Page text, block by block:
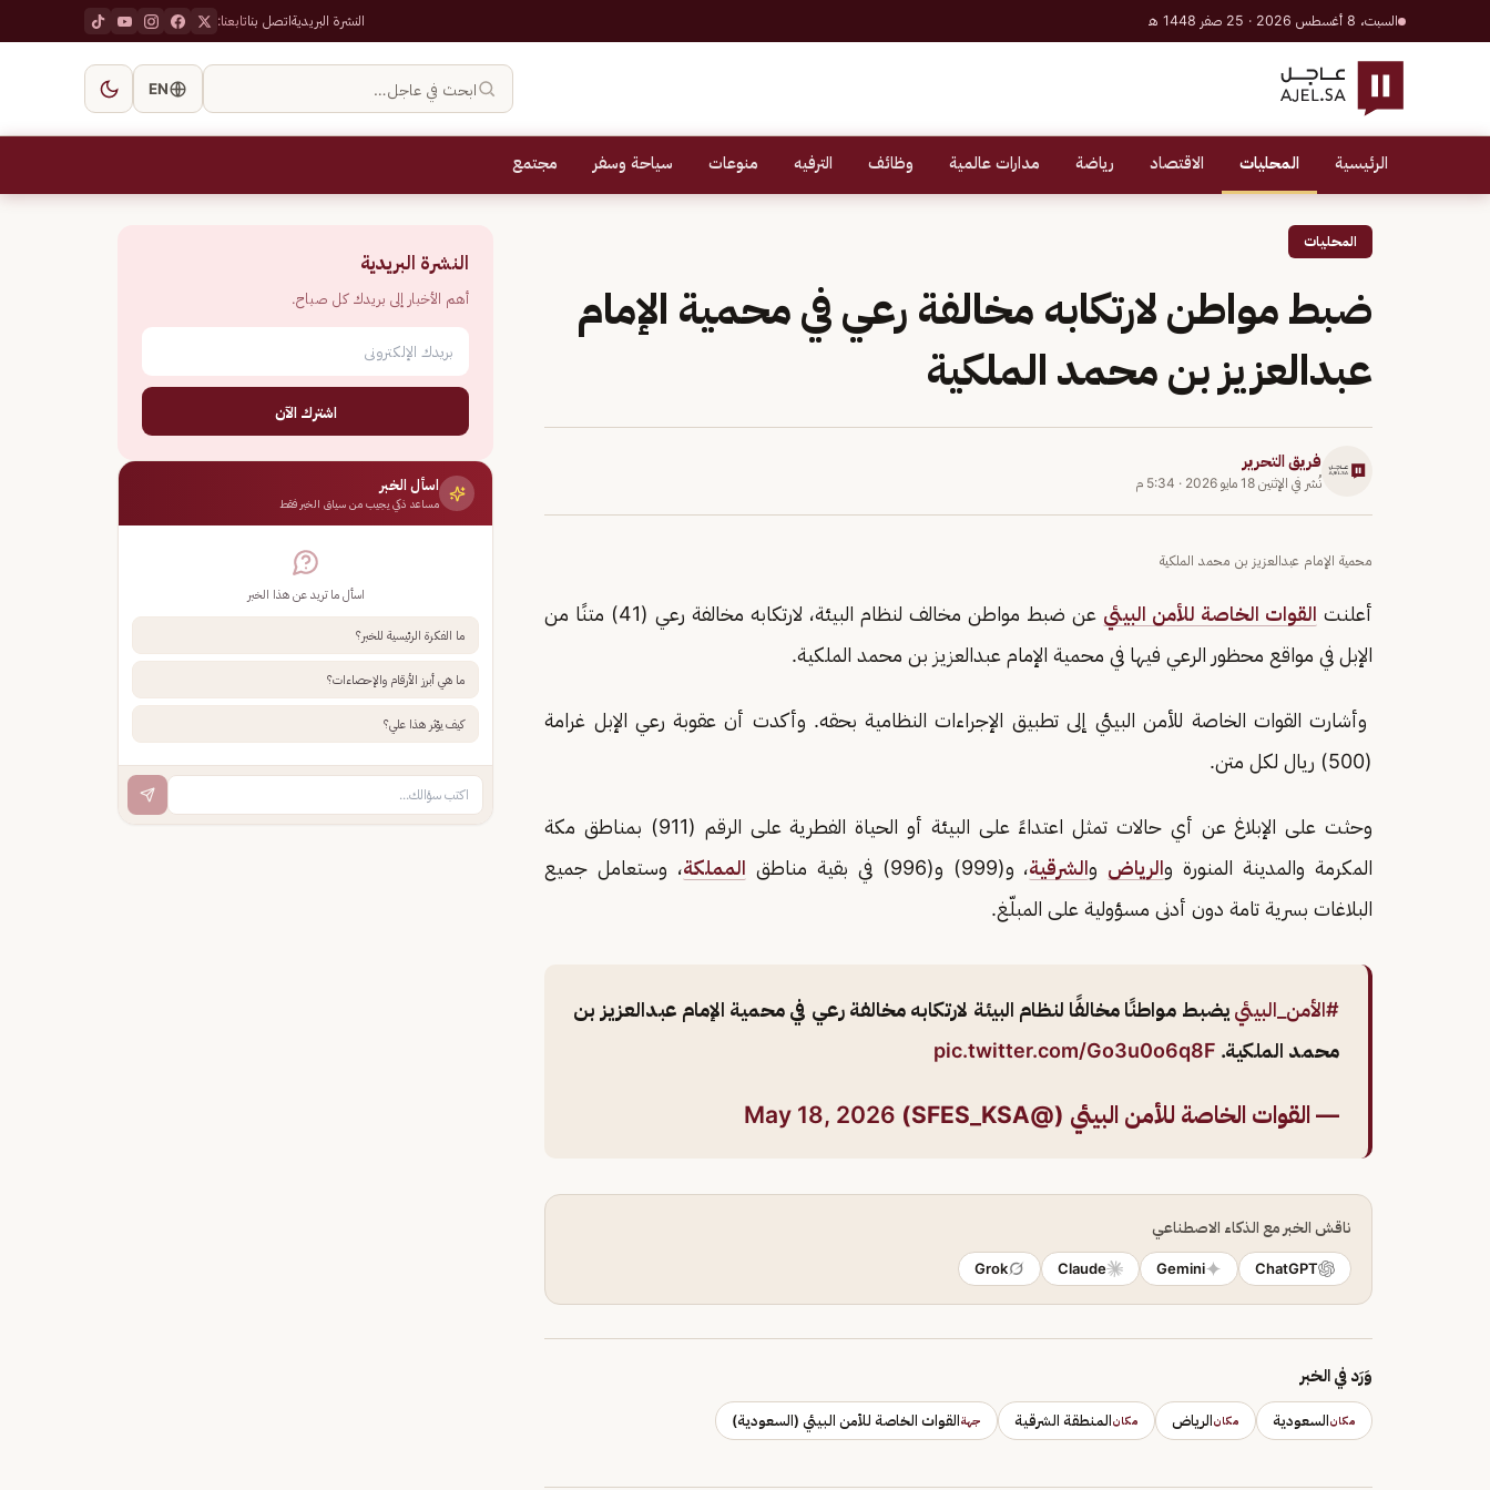
السبت، 8 أغسطس 2026 · 25 صفر 1448 هـ النشرة البريديةاتصل بناتابعنا:
ابحث في عاجل… EN
الرئيسية المحليات الاقتصاد رياضة مدارات عالمية وظائف الترفيه منوعات سياحة وسفر مجتمع
المحليات
ضبط مواطن لارتكابه مخالفة رعي في محمية الإمام
عبدالعزيز بن محمد الملكية
فريق التحرير
نُشر في الإثنين 18 مايو 2026 · 5:34 م
محمية الإمام عبدالعزيز بن محمد الملكية
أعلنت القوات الخاصة للأمن البيئي
عن ضبط مواطن مخالف لنظام البيئة، لارتكابه مخالفة رعي (41) متنًا من
الإبل في مواقع محظور الرعي فيها في محمية الإمام عبدالعزيز بن محمد الملكية.
وأشارت القوات الخاصة للأمن البيئي إلى تطبيق الإجراءات النظامية بحقه. وأكدت أن عقوبة رعي الإبل غرامة
(500) ريال لكل متن.
وحثت على الإبلاغ عن أي حالات تمثل اعتداءً على البيئة أو الحياة الفطرية على الرقم (911) بمناطق مكة
المكرمة والمدينة المنورة والرياض والشرقية، و(999) و(996) في بقية مناطق المملكة، وستعامل جميع
البلاغات بسرية تامة دون أدنى مسؤولية على المبلّغ.
#الأمن_البيئي يضبط مواطنًا مخالفًا لنظام البيئة لارتكابه مخالفة رعي في محمية الإمام عبدالعزيز بن
محمد الملكية. pic.twitter.com/Go3u0o6q8F
— القوات الخاصة للأمن البيئي (@SFES_KSA) May 18, 2026
ناقش الخبر مع الذكاء الاصطناعي
ChatGPT
Gemini
Claude
Grok
وَرَد في الخبر
مكانالسعودية مكانالرياض مكانالمنطقة الشرقية جهةالقوات الخاصة للأمن البيئي (السعودية)
النشرة البريدية
أهم الأخبار إلى بريدك كل صباح.
اشترك الآن
اسأل الخبر
مساعد ذكي يجيب من سياق الخبر فقط
اسأل ما تريد عن هذا الخبر
ما الفكرة الرئيسية للخبر؟
ما هي أبرز الأرقام والإحصاءات؟
كيف يؤثر هذا علي؟